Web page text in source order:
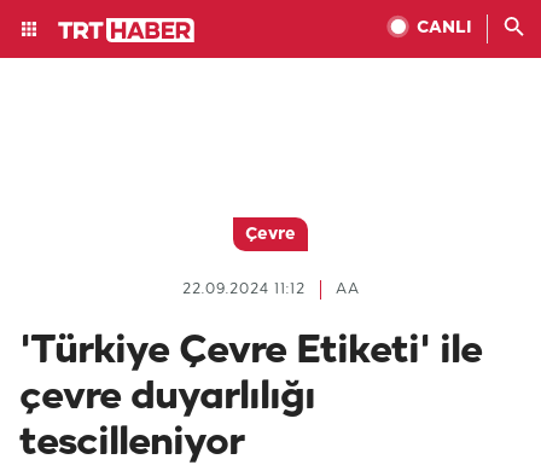
CANLI
Çevre
AA
22.09.2024 11:12
'Türkiye Çevre Etiketi' ile
çevre duyarlılığı
tescilleniyor